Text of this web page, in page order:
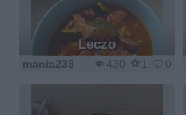
Leczo
430 1 0
mania233